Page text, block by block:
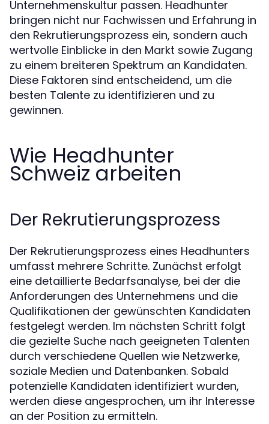
Unternehmenskultur passen. Headhunter
bringen nicht nur Fachwissen und Erfahrung in
den Rekrutierungsprozess ein, sondern auch
wertvolle Einblicke in den Markt sowie Zugang
zu einem breiteren Spektrum an Kandidaten.
Diese Faktoren sind entscheidend, um die
besten Talente zu identifizieren und zu
gewinnen.
Wie Headhunter
Schweiz arbeiten
Der Rekrutierungsprozess
Der Rekrutierungsprozess eines Headhunters
umfasst mehrere Schritte. Zunächst erfolgt
eine detaillierte Bedarfsanalyse, bei der die
Anforderungen des Unternehmens und die
Qualifikationen der gewünschten Kandidaten
festgelegt werden. Im nächsten Schritt folgt
die gezielte Suche nach geeigneten Talenten
durch verschiedene Quellen wie Netzwerke,
soziale Medien und Datenbanken. Sobald
potenzielle Kandidaten identifiziert wurden,
werden diese angesprochen, um ihr Interesse
an der Position zu ermitteln.